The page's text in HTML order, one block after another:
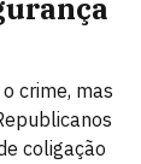
crime, mas
coligação